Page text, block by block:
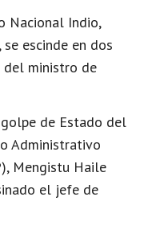
Nacional Indio,
escinde en dos
del ministro de
de Estado del
Administrativo
Mengistu Haile
el jefe de